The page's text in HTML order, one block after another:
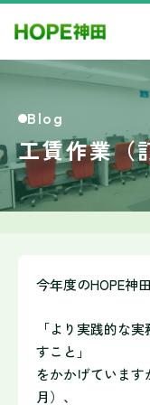
Blog
工賃作業（
今年度のHOPE神
「より実践的な
すこと」
をかかげています
月）、